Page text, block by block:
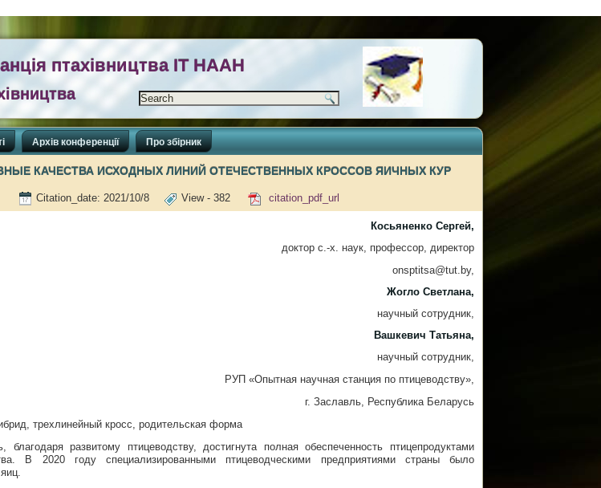
птахівництва ІТ НААН
Архів конференції Про збірник
КАЧЕСТВА ИСХОДНЫХ ЛИНИЙ ОТЕЧЕСТВЕННЫХ КРОССОВ ЯИЧНЫХ КУР
Citation_date: 2021/10/8 View - 382 citation_pdf_url
Косьяненко Сергей,
доктор с.-х. наук, профессор, директор
onsptitsa@tut.by,
Жогло Светлана,
научный сотрудник,
Вашкевич Татьяна,
научный сотрудник,
РУП «Опытная научная станция по птицеводству»,
г. Заславль, Республика Беларусь
трехлинейный кросс, родительская форма
благодаря развитому птицеводству, достигнута полная обеспеченность птицепродуктами
В 2020 году специализированными птицеводческими предприятиями страны было